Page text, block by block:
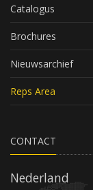
Catalogus
Brochures
Nieuwsarchief
Reps Area
CONTACT
Nederland